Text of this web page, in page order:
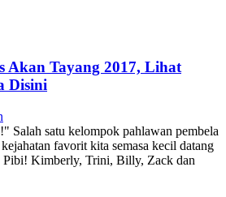
Akan Tayang 2017, Lihat
Disini
Salah satu kelompok pahlawan pembela
favorit kita semasa kecil datang
Pibi! Kimberly, Trini, Billy, Zack dan